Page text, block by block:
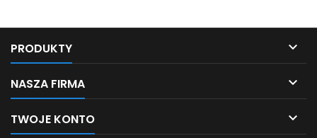
PRODUKTY 
NASZA FIRMA 
TWOJE KONTO 